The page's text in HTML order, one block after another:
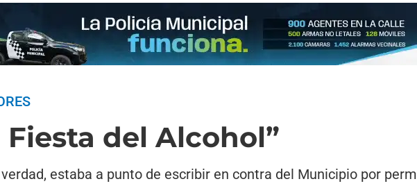
Fiesta del Alcohol”
verdad, estaba a punto de escribir en contra del Municipio por